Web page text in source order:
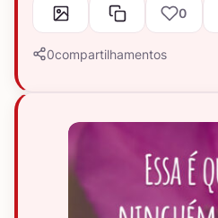
0
0compartilhamentos